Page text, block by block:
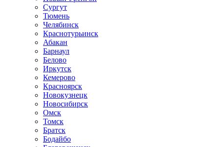
Сургут
Тюмень
Челябинск
Краснотурьинск
Абакан
Барнаул
Белово
Иркутск
Кемерово
Красноярск
Новокузнецк
Новосибирск
Омск
Томск
Братск
Бодайбо